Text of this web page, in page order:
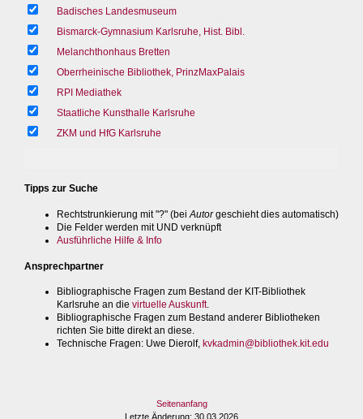
Badisches Landesmuseum
Bismarck-Gymnasium Karlsruhe, Hist. Bibl.
Melanchthonhaus Bretten
Oberrheinische Bibliothek, PrinzMaxPalais
RPI Mediathek
Staatliche Kunsthalle Karlsruhe
ZKM und HfG Karlsruhe
Tipps zur Suche
Rechtstrunkierung mit "?" (bei Autorgeschieht dies automatisch)
Die Felder werden mit UND verknüpft
Ausführliche Hilfe & Info
Ansprechpartner
Bibliographische Fragen zum Bestand der KIT-Bibliothek
Karlsruhe an die virtuelle Auskunft.
Bibliographische Fragen zum Bestand anderer Bibliotheken
richten Sie bitte direkt an diese.
Technische Fragen: Uwe Dierolf, kvkadmin@bibliothek.kit.edu
Seitenanfang
Letzte Änderung: 30.03.2026